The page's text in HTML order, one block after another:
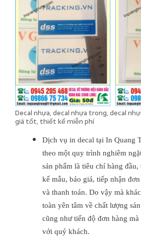
Decal nhựa, decal nhựa trong, decal
giá tốt, thiết kế miễn phí
Dịch vụ in decal tại In Quang
theo một quy trình nghiêm
sản phẩm là tiêu chí hàng
kế mẫu, báo giá, tiếp nhận đơn
và thanh toán. Do vậy mà
toàn yên tâm về chất lượng
cũng như tiến độ đơn hàng
với quý khách.